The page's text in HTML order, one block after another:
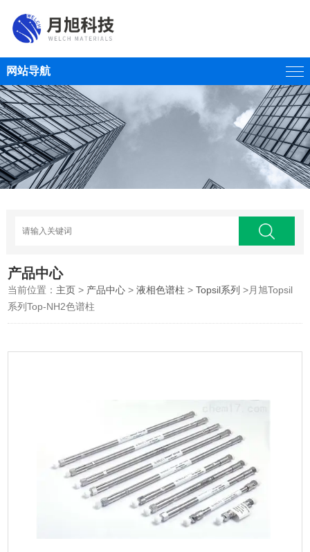
网站导航
产品中心
当前位置： 主页 > 产品中心 >液相色谱柱 >Topsil系列 >月旭Topsil
系列Top-NH2色谱柱